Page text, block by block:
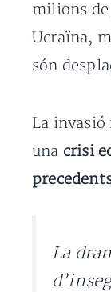
milions de
Ucraïna,
són
La invasió
una crisi
La